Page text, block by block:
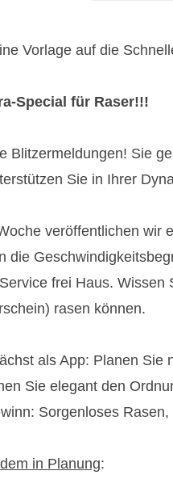
Vorlage auf die
Special für Raser!!!
Blitzermeldungen! Sie
Sie in Ihrer
veröffentlichen wir
die
frei Haus. Wissen
rasen können.
als App: Planen Sie
Sie elegant den
Sorgenloses
in Planung: